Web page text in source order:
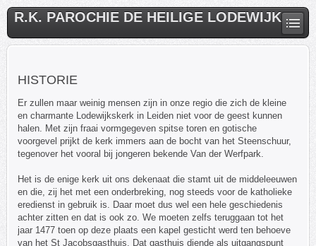
R.K. PAROCHIE DE HEILIGE LODEWIJK
HISTORIE
Er zullen maar weinig mensen zijn in onze regio die zich de kleine
en charmante Lodewijkskerk in Leiden niet voor de geest kunnen
halen. Met zijn fraai vormgegeven spitse toren en gotische
voorgevel prijkt de kerk immers aan de bocht van het Steenschuur,
tegenover het vooral bij jongeren bekende Van der Werfpark.
Het is de enige kerk uit ons dekenaat die stamt uit de middeleeuwen
en die, zij het met een onderbreking, nog steeds voor de katholieke
eredienst in gebruik is. Daar moet dus wel een hele geschiedenis
achter zitten en dat is ook zo. We moeten zelfs teruggaan tot het
jaar 1477 toen op deze plaats een kapel gesticht werd ten behoeve
van het St Jacobsgasthuis. Dat gasthuis diende als uitgangspunt